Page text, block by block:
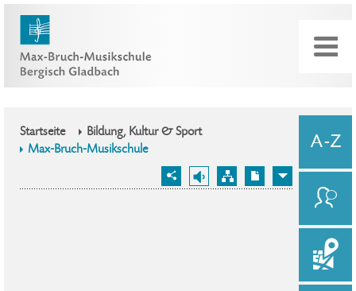
Startseite
Bildung, Kultur & Sport
Max-Bruch-Musikschule